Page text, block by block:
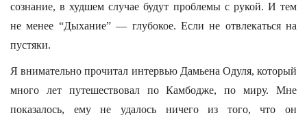
сознание, в худшем случае будут проблемы с рукой. И тем
не менее “Дыхание” — глубокое. Если не отвлекаться на
пустяки.
Я внимательно прочитал интервью Дамьена Одуля, который
много лет путешествовал по Камбодже, по миру. Мне
показалось, ему не удалось ничего из того, что он